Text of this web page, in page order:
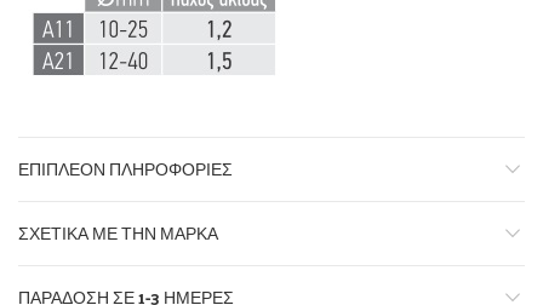
ΕΠΙΠΛΈΟΝ ΠΛΗΡΟΦΟΡΊΕΣ
ΣΧΕΤΙΚΆ ΜΕ ΤΗΝ ΜΆΡΚΑ
ΠΑΡΆΔΟΣΗ ΣΕ 1-3 ΗΜΈΡΕΣ